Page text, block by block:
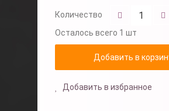
Количество
Осталось всего 1 шт
Добавить в избранное